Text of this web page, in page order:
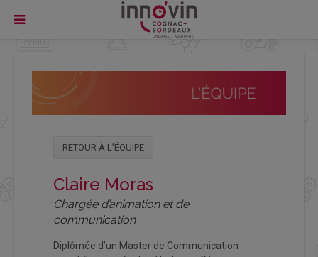
RETOUR À L’ÉQUIPE
Claire Moras
Chargée d’animation et de
communication
Diplômée d’un Master de Communication